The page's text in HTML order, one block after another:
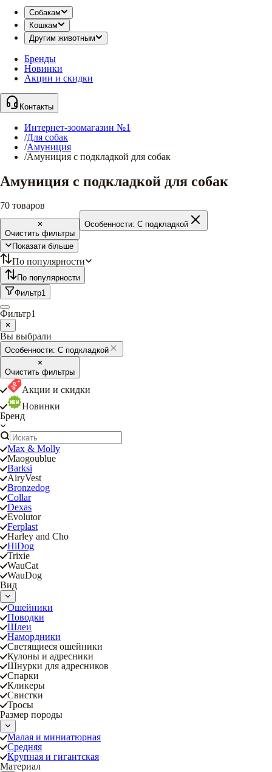
Собакам
Кошкам
Другим животным
Бренды
Новинки
Акции и скидки
Контакты
Интернет-зоомагазин №1
/Для собак
/Амуниция
/Амуниция с подкладкой для собак
Амуниция с подкладкой для собак
70 товаров
Очистить фильтры
Особенности: С подкладкой
Показати більше
По популярности
По популярности
Фильтр1
Фильтр1
Вы выбрали
Особенности: С подкладкой
Очистить фильтры
Акции и скидки
Новинки
Бренд
Max & Molly
Maogoublue
Barksi
AiryVest
Bronzedog
Collar
Dexas
Evolutor
Ferplast
Harley and Cho
HiDog
Trixie
WauCat
WauDog
Вид
Ошейники
Поводки
Шлеи
Намордники
Светящиеся ошейники
Кулоны и адресники
Шнурки для адресников
Спарки
Кликеры
Свистки
Тросы
Размер породы
Малая и миниатюрная
Средняя
Крупная и гигантская
Материал